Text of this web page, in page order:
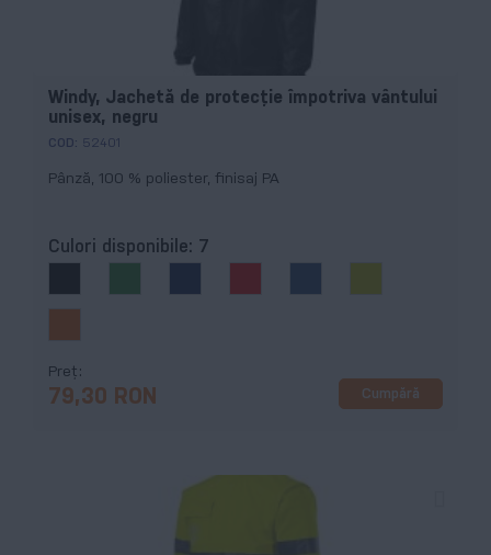
Windy, Jachetă de protecţie împotriva vântului
unisex, negru
COD: 52401
Pânză, 100 % poliester, finisaj PA
Culori disponibile: 7
Preț
79,30 RON Cumpără